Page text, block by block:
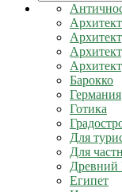
Барокко
Германия
Готика
Для
Для
Египет